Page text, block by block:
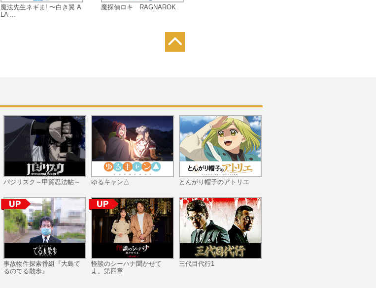
魔法先生ネギま! 〜白き翼 A
LA ...
魔探偵ロキ RAGNAROK
第十一話 Voice of Evoluti
on
ds
第十三話 Groovy Mix
バジリスク～甲賀忍法帖～
事故物件探索番組『大島て
るのてる散歩』
ゆるキャン△
怪談のシーハナ聞かせて
よ。第四章
とんがり帽子のアトリエ
三代目代行1